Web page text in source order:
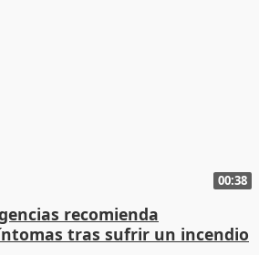
00:38
recomienda
tras sufrir un incendio